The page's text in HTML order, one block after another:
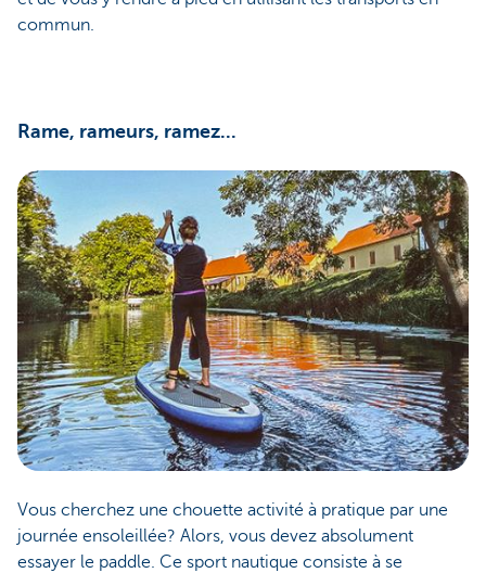
commun.
Rame, rameurs, ramez...
Vous cherchez une chouette activité à pratique par une
journée ensoleillée? Alors, vous devez absolument
essayer le paddle. Ce sport nautique consiste à se